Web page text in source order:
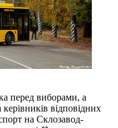
перед виборами, а
керівників відповідних
на Склозавод-